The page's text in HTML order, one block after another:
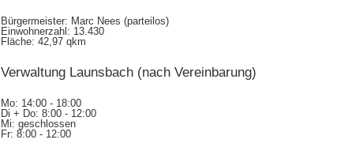
Bürgermeister: Marc Nees (parteilos)
Einwohnerzahl: 13.430
Fläche: 42,97 qkm
Verwaltung Launsbach (nach Vereinbarung)
Mo: 14:00 - 18:00
Di + Do: 8:00 - 12:00
Mi: geschlossen
Fr: 8:00 - 12:00